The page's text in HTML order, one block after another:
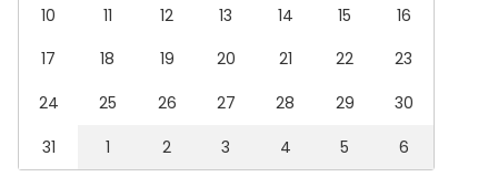
10
11 12 13 14 15
16
17
18 19 20 21 22
23
24
25 26 27 28 29
30
31
1 2 3 4 5 6